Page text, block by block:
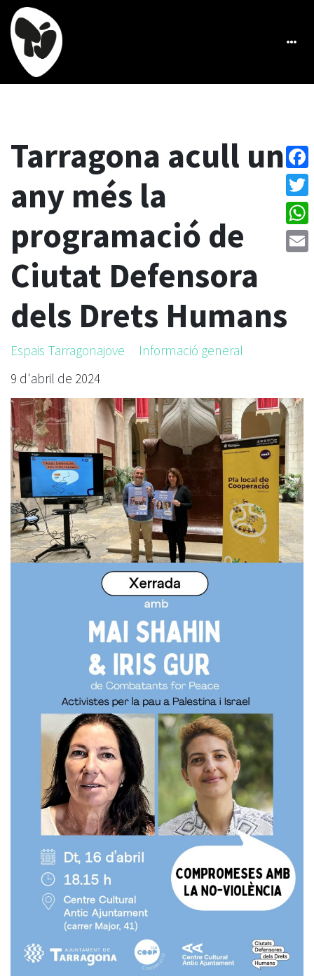
Tarragona acull un
any més la
programació de
Ciutat Defensora
dels Drets Humans
Espais Tarragonajove
Informació general
9 d'abril de 2024